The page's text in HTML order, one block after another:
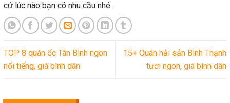
cứ lúc nào bạn có nhu cầu nhé.
TOP 8 quán ốc Tân Bình ngon
nổi tiếng, giá bình dân
15+ Quán hải sản Bình Thạnh
tươi ngon, giá bình dân